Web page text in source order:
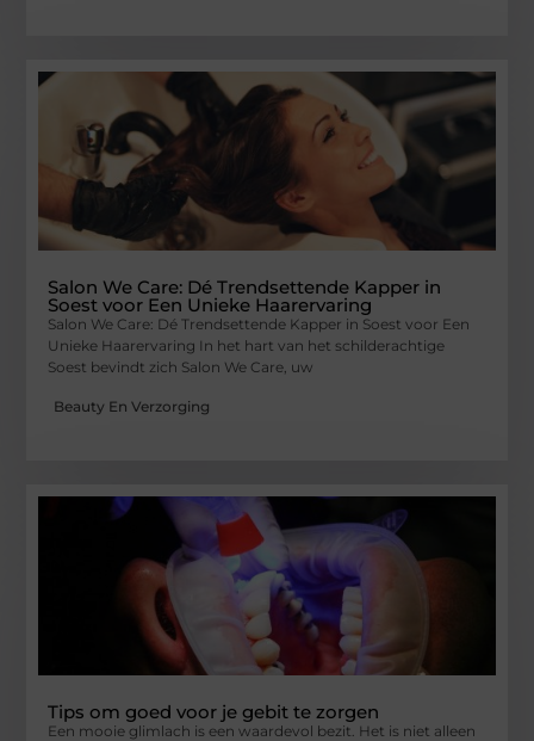
Salon We Care: Dé Trendsettende Kapper in
Soest voor Een Unieke Haarervaring
Salon We Care: Dé Trendsettende Kapper in Soest voor Een
Unieke Haarervaring In het hart van het schilderachtige
Soest bevindt zich Salon We Care, uw
Beauty En Verzorging
Tips om goed voor je gebit te zorgen
Een mooie glimlach is een waardevol bezit. Het is niet alleen